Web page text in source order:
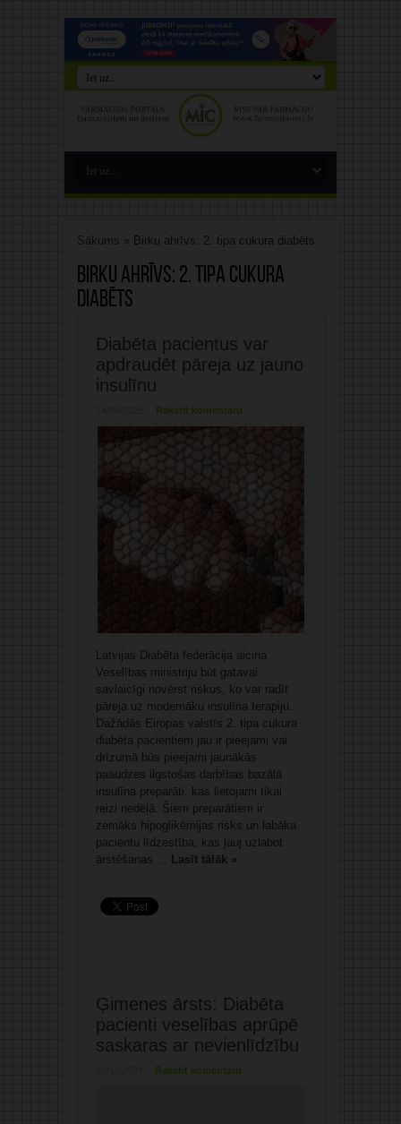
Sākums » Birku ahrīvs: 2. tipa cukura diabēts
Birku ahrīvs: 2. tipa cukura
diabēts
Diabēta pacientus var
apdraudēt pāreja uz jauno
insulīnu
Rakstīt komentāru
Latvijas Diabēta federācija aicina
Veselības ministriju būt gatavai
savlaicīgi novērst riskus, ko var radīt
pāreja uz modernāku insulīna terapiju.
Dažādās Eiropas valstīs 2. tipa cukura
diabēta pacientiem jau ir pieejami vai
drīzumā būs pieejami jaunākās
paaudzes ilgstošas darbības bazālā
insulīna preparāti, kas lietojami tikai
reizi nedēļā. Šiem preparātiem ir
zemāks hipoglikēmijas risks un labāka
pacientu līdzestība, kas ļauj uzlabot
ārstēšanas ... Lasīt tālāk »
Ģimenes ārsts: Diabēta
pacienti veselības aprūpē
saskaras ar nevienlīdzību
Rakstīt komentāru